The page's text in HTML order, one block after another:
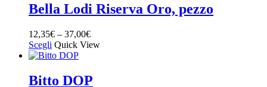
Bella Lodi Riserva Oro, pezzo
12,35€ – 37,00€
Scegli Quick View
Bitto DOP